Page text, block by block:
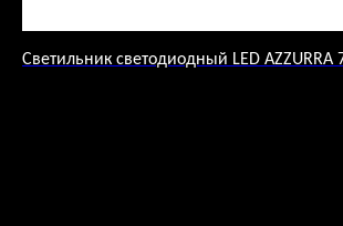
Светильник светодиодный LED AZZURRA